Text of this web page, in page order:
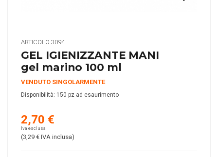
ARTICOLO 3094
GEL IGIENIZZANTE MANI
gel marino 100 ml
VENDUTO SINGOLARMENTE
Disponibilità: 150 pz ad esaurimento
2,70 €
Iva esclusa
(3,29 € IVA inclusa)